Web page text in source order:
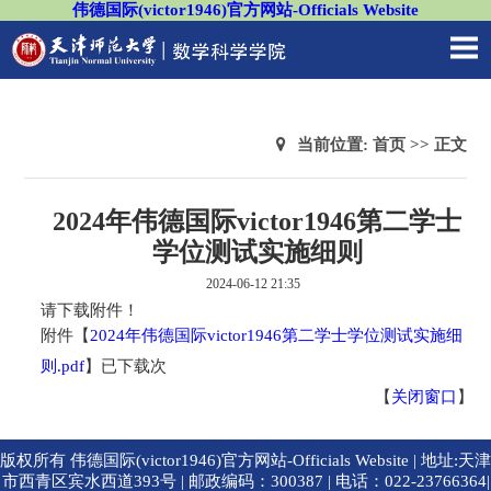
伟德国际(victor1946)官方网站-Officials Website
当前位置: 首页>> 正文
2024年伟德国际victor1946第二学士
学位测试实施细则
2024-06-12 21:35
请下载附件！
附件【 2024年伟德国际victor1946第二学士学位测试实施细
则.pdf】 已下载次
【 关闭窗口 】
版权所有 伟德国际(victor1946)官方网站-Officials Website | 地址:天津
市西青区宾水西道393号 | 邮政编码：300387 | 电话：022-23766364|